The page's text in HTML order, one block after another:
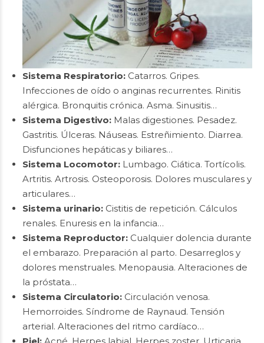
Sistema Respiratorio: Catarros. Gripes.
Infecciones de oído o anginas recurrentes. Rinitis
alérgica. Bronquitis crónica. Asma. Sinusitis…
Sistema Digestivo: Malas digestiones. Pesadez.
Gastritis. Úlceras. Náuseas. Estreñimiento. Diarrea.
Disfunciones hepáticas y biliares…
Sistema Locomotor: Lumbago. Ciática. Tortícolis.
Artritis. Artrosis. Osteoporosis. Dolores musculares y
articulares…
Sistema urinario: Cistitis de repetición. Cálculos
renales. Enuresis en la infancia…
Sistema Reproductor: Cualquier dolencia durante
el embarazo. Preparación al parto. Desarreglos y
dolores menstruales. Menopausia. Alteraciones de
la próstata…
Sistema Circulatorio: Circulación venosa.
Hemorroides. Síndrome de Raynaud. Tensión
arterial. Alteraciones del ritmo cardíaco…